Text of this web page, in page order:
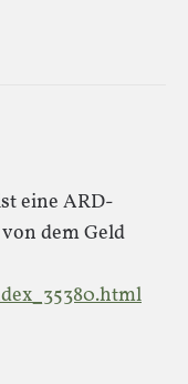
eine ARD-
dem Geld